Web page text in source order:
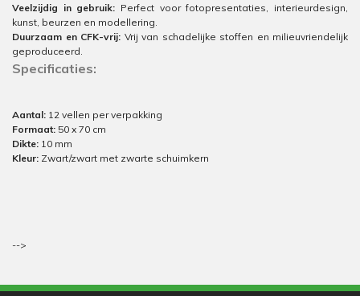
Veelzijdig in gebruik: Perfect voor fotopresentaties, interieurdesign,
kunst, beurzen en modellering.
Duurzaam en CFK-vrij: Vrij van schadelijke stoffen en milieuvriendelijk
geproduceerd.
Specificaties:
Aantal: 12 vellen per verpakking
Formaat: 50 x 70 cm
Dikte: 10 mm
Kleur: Zwart/zwart met zwarte schuimkern
-->